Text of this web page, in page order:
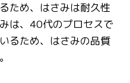
ため、はさみは耐久性
は、40代のプロセスで
るため、はさみの品質